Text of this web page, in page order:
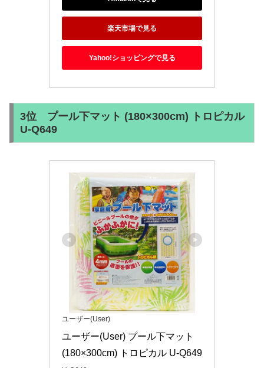
楽天市場で見る
Yahoo!ショッピングで見る
3位 プール下マット (180×300cm) トロピカル
U-Q649
ユーザー(User)
ユーザー(User) プール下マット
(180×300cm) トロピカル U-Q649